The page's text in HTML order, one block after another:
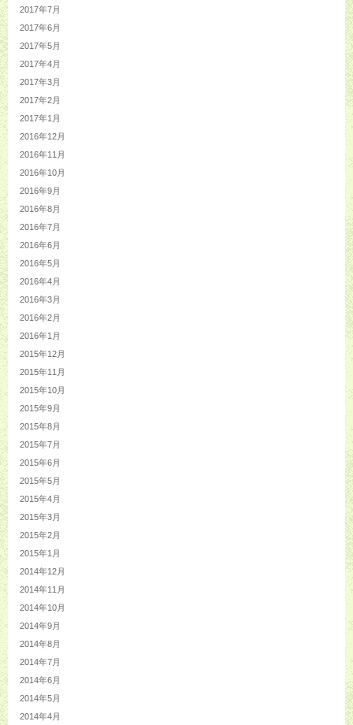
2017年7月
2017年6月
2017年5月
2017年4月
2017年3月
2017年2月
2017年1月
2016年12月
2016年11月
2016年10月
2016年9月
2016年8月
2016年7月
2016年6月
2016年5月
2016年4月
2016年3月
2016年2月
2016年1月
2015年12月
2015年11月
2015年10月
2015年9月
2015年8月
2015年7月
2015年6月
2015年5月
2015年4月
2015年3月
2015年2月
2015年1月
2014年12月
2014年11月
2014年10月
2014年9月
2014年8月
2014年7月
2014年6月
2014年5月
2014年4月